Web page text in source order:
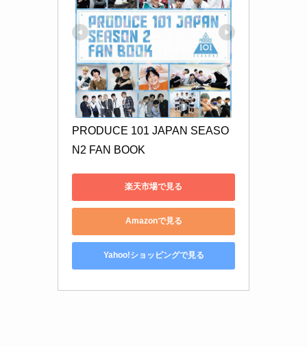
PRODUCE 101 JAPAN SEASO
N2 FAN BOOK
楽天市場で見る
Amazonで見る
Yahoo!ショッピングで見る